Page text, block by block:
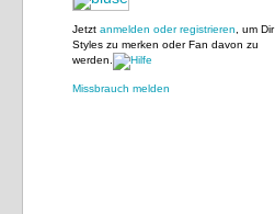
Jetzt anmelden oder registrieren , um Dir
Styles zu merken oder Fan davon zu
werden.
Missbrauch melden